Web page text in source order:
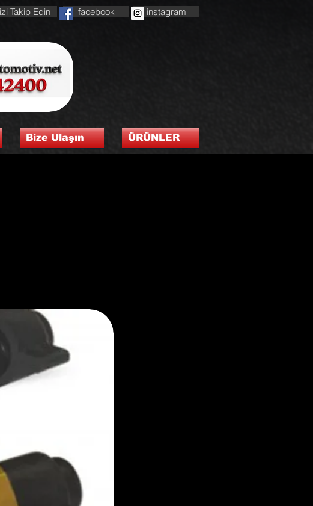
Takip Edin facebook instagram
Bize Ulaşın ÜRÜNLER